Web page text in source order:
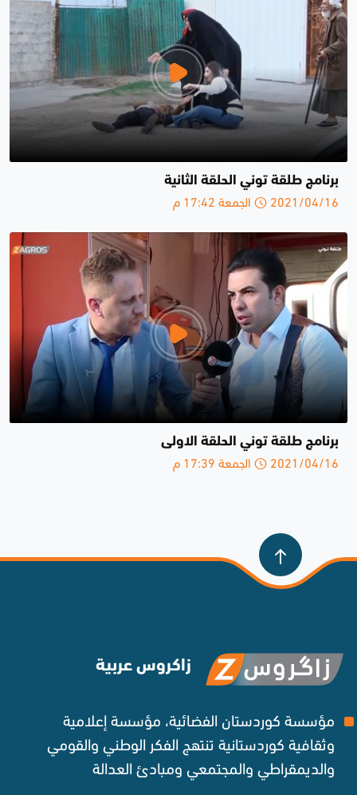
برنامج طلقة توني الحلقة الثانية
2021/04/16 الجمعة 17:42 م
برنامج طلقة توني الحلقة الاولى
2021/04/16 الجمعة 17:39 م
زاكروس عربية
مؤسسة كوردستان الفضائية، مؤسسة إعلامية
وثقافية كوردستانية تنتهج الفكر الوطني والقومي
والديمقراطي والمجتمعي ومبادئ العدالة ‌